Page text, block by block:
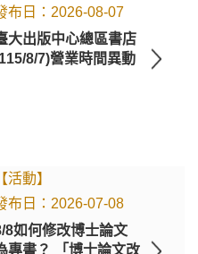
2026-08-07
大出版中心總區書店
8/7)營業時間異動
【活動】
2026-07-08
8如何修改博士論文
專書？ 「博士論文改